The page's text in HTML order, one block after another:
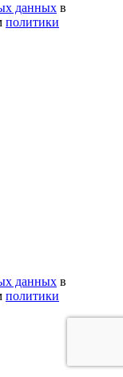
данных в
политики
данных в
политики